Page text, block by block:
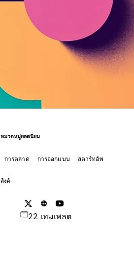
หมวดหมู่ยอดนิยม
การตลาด การออกแบบ สตาร์ทอัพ
ลิงค์
22 เทมเพลต